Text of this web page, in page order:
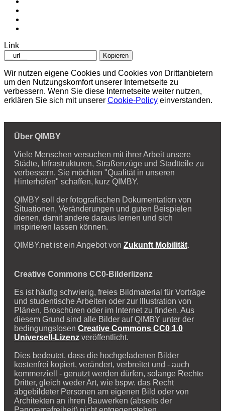
Link
Kopieren
Wir nutzen eigene Cookies und Cookies von Drittanbietern
um den Nutzungskomfort unserer Internetseite zu
verbessern. Wenn Sie diese Internetseite weiter nutzen,
erklären Sie sich mit unserer Cookie-Policy einverstanden.
Über QIMBY
Viele Menschen versuchen mit ihrer Arbeit unsere
Städte, Infrastrukturen, Straßenzüge und Stadtteile zu
verbessern. Sie möchten "Qualität in unseren
Hinterhöfen" schaffen, kurz QIMBY.
QIMBY soll der fotografischen Dokumentation von
Situationen, Veränderungen und guten Beispielen
dienen, damit andere daraus lernen und sich
inspirieren lassen können.
QIMBY.net ist ein Angebot von Zukunft Mobilität.
Creative Commons CC0-Bilderlizenz
Es ist häufig schwierig, freies Bildmaterial für Vorträge
und studentische Arbeiten oder zur Illustration von
Plänen, Broschüren oder im Internet zu finden. Aus
diesem Grund sind alle Bilder auf QIMBY unter der
bedingungslosen Creative Commons CC0 1.0
Universell-Lizenz veröffentlicht.
Dies bedeutet, dass die hochgeladenen Bilder
kostenfrei kopiert, verändert, verbreitet und - auch
kommerziell - genutzt werden dürfen, solange Rechte
Dritter, gleich weder Art, wie bspw. das Recht
abgebildeter Personen am eigenen Bild oder von
Architekten an ihren Bauwerken (abseits der